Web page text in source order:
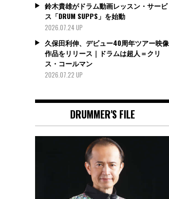
鈴木貴雄がドラム動画レッスン・サービ
ス「DRUM SUPPS」を始動
2026.07.24 UP
久保田利伸、デビュー40周年ツアー映像
作品をリリース｜ドラムは超人＝クリ
ス・コールマン
2026.07.22 UP
DRUMMER'S FILE